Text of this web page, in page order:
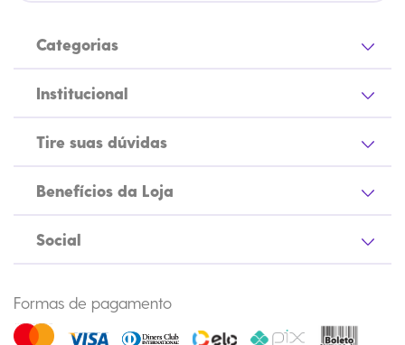
Categorias
Institucional
Tire suas dúvidas
Benefícios da Loja
Social
Formas de pagamento